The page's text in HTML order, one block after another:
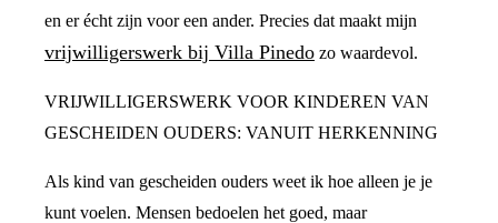
en er écht zijn voor een ander. Precies dat maakt mijn
vrijwilligerswerk bij Villa Pinedo zo waardevol.
VRIJWILLIGERSWERK VOOR KINDEREN VAN
GESCHEIDEN OUDERS: VANUIT HERKENNING
Als kind van gescheiden ouders weet ik hoe alleen je je
kunt voelen. Mensen bedoelen het goed, maar